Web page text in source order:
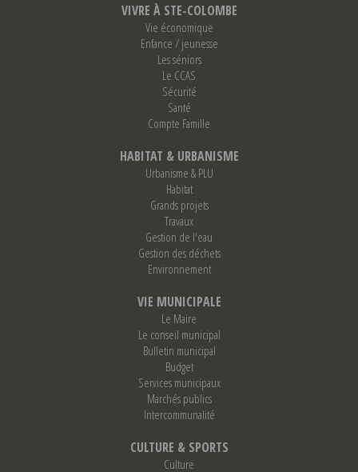
VIVRE À STE-COLOMBE
Vie économique
Enfance / jeunesse
Les séniors
Le CCAS
Sécurité
Santé
Compte Famille
HABITAT & URBANISME
Urbanisme & PLU
Habitat
Grands projets
Travaux
Gestion de l'eau
Gestion des déchets
Environnement
VIE MUNICIPALE
Le Maire
Le conseil municipal
Bulletin municipal
Budget
Services municipaux
Marchés publics
Intercommunalité
CULTURE & SPORTS
Culture